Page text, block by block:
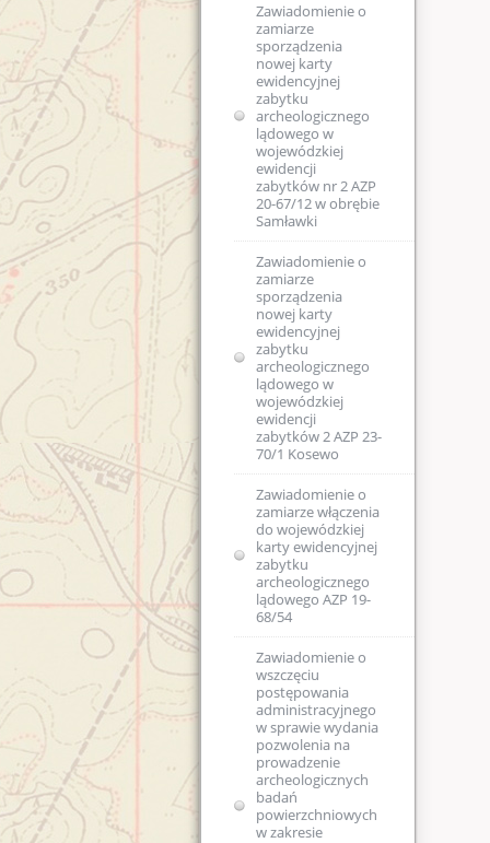
Zawiadomienie o
zamiarze
sporządzenia
nowej karty
ewidencyjnej
zabytku
archeologicznego
lądowego w
wojewódzkiej
ewidencji
zabytków nr 2 AZP
20-67/12 w obrębie
Samławki
Zawiadomienie o
zamiarze
sporządzenia
nowej karty
ewidencyjnej
zabytku
archeologicznego
lądowego w
wojewódzkiej
ewidencji
zabytków 2 AZP 23-
70/1 Kosewo
Zawiadomienie o
zamiarze włączenia
do wojewódzkiej
karty ewidencyjnej
zabytku
archeologicznego
lądowego AZP 19-
68/54
Zawiadomienie o
wszczęciu
postępowania
administracyjnego
w sprawie wydania
pozwolenia na
prowadzenie
archeologicznych
badań
powierzchniowych
w zakresie